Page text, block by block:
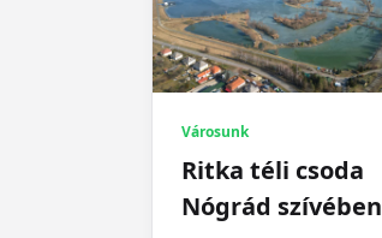
Városunk
Ritka téli csoda
Nógrád szívében